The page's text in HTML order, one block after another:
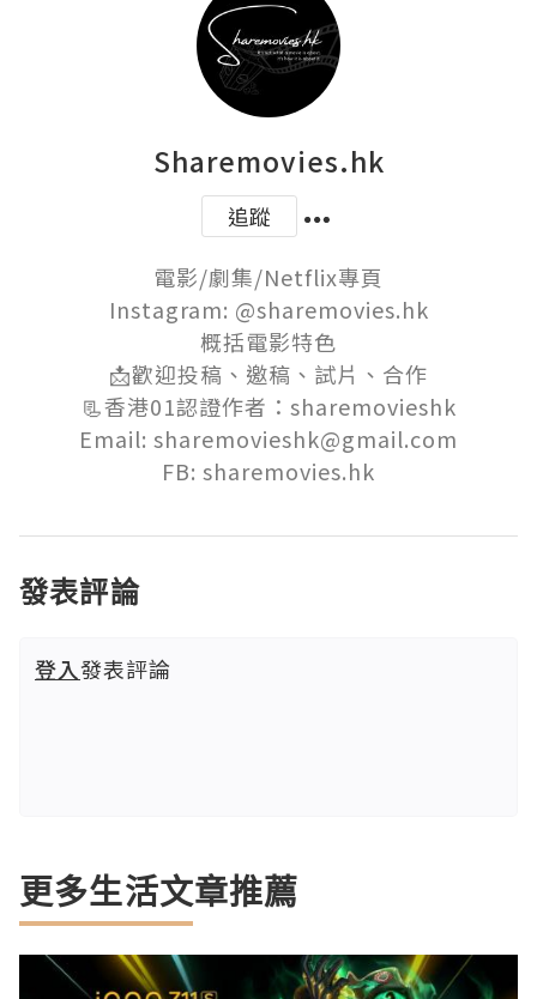
Sharemovies.hk
追蹤
電影/劇集/Netflix專頁
Instagram: @sharemovies.hk
概括電影特色
📩歡迎投稿、邀稿、試片、合作
📃香港01認證作者：sharemovieshk
Email: sharemovieshk@gmail.com
FB: sharemovies.hk
發表評論
登入發表評論
更多生活文章推薦